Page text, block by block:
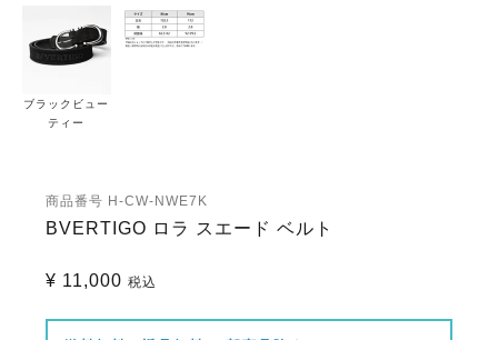
ブラックビュー
ティー
商品番号 H-CW-NWE7K
BVERTIGO ロラ スエード ベルト
¥ 11,000 税込